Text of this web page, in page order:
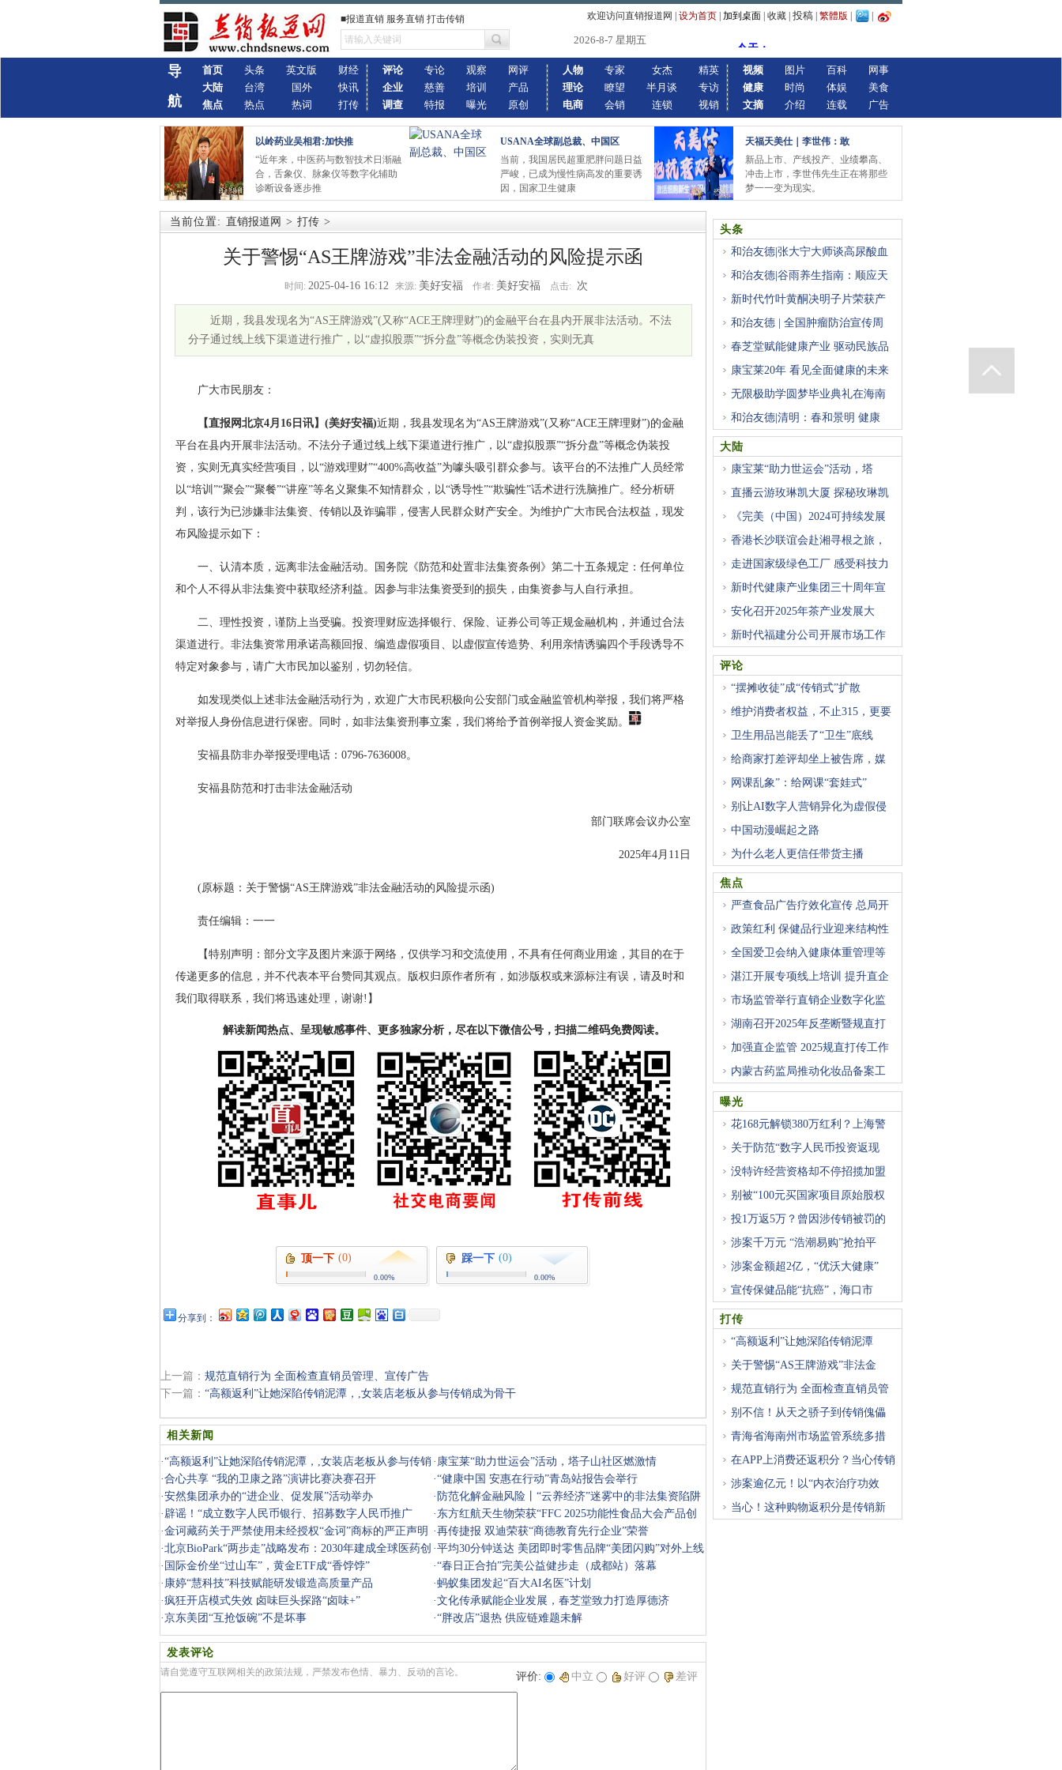
■报道直销 服务直销 打击传销 欢迎访问直销报道网 设为首页 加到桌面 收藏 投稿 繁體版
2026-8-7 星期五
导
航
首页
大陆
焦点
头条
台湾
热点
英文版
国外
热词
财经
快讯
打传
评论
企业
调查
专论
慈善
特报
观察
培训
曝光
网评
产品
原创
人物
理论
电商
专家
瞭望
会销
女杰
半月谈
连锁
精英
专访
视销
视频
健康
文摘
图片
时尚
介绍
百科
体娱
连载
网事
美食
广告
以岭药业吴相君:加快推
“近年来，中医药与数智技术日渐融
合，舌象仪、脉象仪等数字化辅助
诊断设备逐步推
USANA全球副总裁、中国区
当前，我国居民超重肥胖问题日益
严峻，已成为慢性病高发的重要诱
因，国家卫生健康
天福天美仕｜李世伟：敢
新品上市、产线投产、业绩攀高、
冲击上市，李世伟先生正在将那些
梦一一变为现实。
当前位置: 直销报道网 > 打传 >
关于警惕“AS王牌游戏”非法金融活动的风险提示函
时间: 2025-04-16 16:12 来源: 美好安福 作者: 美好安福 点击: 次
近期，我县发现名为“AS王牌游戏”(又称“ACE王牌理财”)的金融平台在县内开展非法活动。不法
分子通过线上线下渠道进行推广，以“虚拟股票”“拆分盘”等概念伪装投资，实则无真
广大市民朋友：
【直报网北京4月16日讯】 (美好安福)近期，我县发现名为“AS王牌游戏”(又称“ACE王牌理财”)的金融
平台在县内开展非法活动。不法分子通过线上线下渠道进行推广，以“虚拟股票”“拆分盘”等概念伪装投
资，实则无真实经营项目，以“游戏理财”“400%高收益”为噱头吸引群众参与。该平台的不法推广人员经常
以“培训”“聚会”“聚餐”“讲座”等名义聚集不知情群众，以“诱导性”“欺骗性”话术进行洗脑推广。经分析研
判，该行为已涉嫌非法集资、传销以及诈骗罪，侵害人民群众财产安全。为维护广大市民合法权益，现发
布风险提示如下：
一、认清本质，远离非法金融活动。国务院《防范和处置非法集资条例》第二十五条规定：任何单位
和个人不得从非法集资中获取经济利益。因参与非法集资受到的损失，由集资参与人自行承担。
二、理性投资，谨防上当受骗。投资理财应选择银行、保险、证券公司等正规金融机构，并通过合法
渠道进行。非法集资常用承诺高额回报、编造虚假项目、以虚假宣传造势、利用亲情诱骗四个手段诱导不
特定对象参与，请广大市民加以鉴别，切勿轻信。
如发现类似上述非法金融活动行为，欢迎广大市民积极向公安部门或金融监管机构举报，我们将严格
对举报人身份信息进行保密。同时，如非法集资刑事立案，我们将给予首例举报人资金奖励。
安福县防非办举报受理电话：0796-7636008。
安福县防范和打击非法金融活动
部门联席会议办公室
2025年4月11日
(原标题：关于警惕“AS王牌游戏”非法金融活动的风险提示函)
责任编辑：一一
【特别声明：部分文字及图片来源于网络，仅供学习和交流使用，不具有任何商业用途，其目的在于
传递更多的信息，并不代表本平台赞同其观点。版权归原作者所有，如涉版权或来源标注有误，请及时和
我们取得联系，我们将迅速处理，谢谢!】
解读新闻热点、呈现敏感事件、更多独家分析，尽在以下微信公号，扫描二维码免费阅读。
顶一下 (0)
0.00%
踩一下 (0)
0.00%
分享到：
上一篇： 规范直销行为 全面检查直销员管理、宣传广告
下一篇： “高额返利”让她深陷传销泥潭，,女装店老板从参与传销成为骨干
收藏 挑错 推荐 打印
相关新闻
·“高额返利”让她深陷传销泥潭，,女装店老板从参与传销
成为骨
· 康宝莱“助力世运会”活动，塔子山社区燃激情
·合心共享 “我的卫康之路”演讲比赛决赛召开 ·“健康中国 安惠在行动”青岛站报告会举行
·安然集团承办的“进企业、促发展”活动举办 · 防范化解金融风险丨“云养经济”迷雾中的非法集资陷阱
· 辟谣！“成立数字人民币银行、招募数字人民币推广
员”系谣言
· 东方红航天生物荣获“FFC 2025功能性食品大会产品创
新奖”
·金诃藏药关于严禁使用未经授权“金诃”商标的严正声明 ·再传捷报 双迪荣获“商德教育先行企业”荣誉
·北京BioPark“两步走”战略发布：2030年建成全球医药创
新合作枢
·平均30分钟送达 美团即时零售品牌“美团闪购”对外上线
· 国际金价坐“过山车”，黄金ETF成“香饽饽” ·“春日正合拍”完美公益健步走（成都站）落幕
· 康婷“慧科技”科技赋能研发锻造高质量产品 ·蚂蚁集团发起“百大AI名医”计划
·疯狂开店模式失效 卤味巨头探路“卤味+” ·文化传承赋能企业发展，春芝堂致力打造厚德济
世“心”生态
·京东美团“互抢饭碗”不是坏事 ·“胖改店”退热 供应链难题未解
发表评论
请自觉遵守互联网相关的政策法规，严禁发布色情、暴力、反动的言论。 评价: 中立 好评 差评
头条
和治友德|张大宁大师谈高尿酸血
和治友德|谷雨养生指南：顺应天
新时代竹叶黄酮决明子片荣获产
和治友德 | 全国肿瘤防治宣传周
春芝堂赋能健康产业 驱动民族品
康宝莱20年 看见全面健康的未来
无限极助学圆梦毕业典礼在海南
和治友德|清明：春和景明 健康
大陆
康宝莱“助力世运会”活动，塔
直播云游玫琳凯大厦 探秘玫琳凯
《完美（中国）2024可持续发展
香港长沙联谊会赴湘寻根之旅，
走进国家级绿色工厂 感受科技力
新时代健康产业集团三十周年宣
安化召开2025年茶产业发展大
会，
新时代福建分公司开展市场工作
评论
“摆摊收徒”成“传销式”扩散
维护消费者权益，不止315，更要
卫生用品岂能丢了“卫生”底线
给商家打差评却坐上被告席，媒
网课乱象”：给网课“套娃式”
别让AI数字人营销异化为虚假侵
中国动漫崛起之路
为什么老人更信任带货主播
焦点
严查食品广告疗效化宣传 总局开
政策红利 保健品行业迎来结构性
全国爱卫会纳入健康体重管理等
湛江开展专项线上培训 提升直企
市场监管举行直销企业数字化监
湖南召开2025年反垄断暨规直打
加强直企监管 2025规直打传工作
内蒙古药监局推动化妆品备案工
曝光
花168元解锁380万红利？上海警
关于防范“数字人民币投资返现
没特许经营资格却不停招揽加盟
别被“100元买国家项目原始股权
投1万返5万？曾因涉传销被罚的
涉案千万元 “浩潮易购”抢拍平
涉案金额超2亿，“优沃大健康”
宣传保健品能“抗癌”，海口市
打传
“高额返利”让她深陷传销泥潭
关于警惕“AS王牌游戏”非法金
规范直销行为 全面检查直销员管
别不信！从天之骄子到传销傀儡
青海省海南州市场监管系统多措
在APP上消费还返积分？当心传销
涉案逾亿元！以“内衣治疗功效
当心！这种购物返积分是传销新